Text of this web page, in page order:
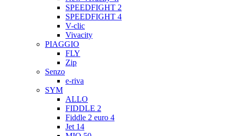
SPEEDFIGHT 2
SPEEDFIGHT 4
V-clic
Vivacity
PIAGGIO
FLY
Zip
Senzo
e-riva
SYM
ALLO
FIDDLE 2
Fiddle 2 euro 4
Jet 14